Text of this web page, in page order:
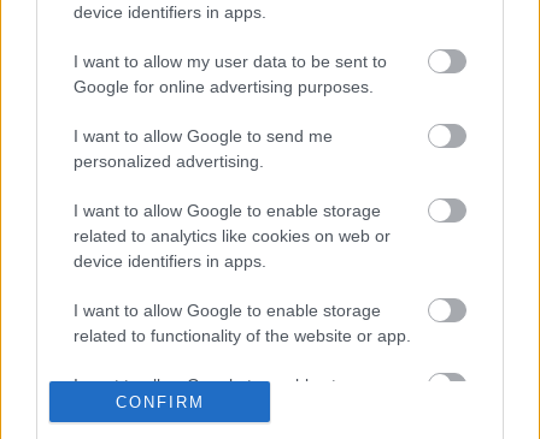
device identifiers in apps.
I want to allow my user data to be sent to
Google for online advertising purposes.
I want to allow Google to send me
personalized advertising.
I want to allow Google to enable storage
related to analytics like cookies on web or
device identifiers in apps.
I want to allow Google to enable storage
related to functionality of the website or app.
I want to allow Google to enable storage
related to personalization.
CONFIRM
Még mindig a foci...
Győzött a foci...